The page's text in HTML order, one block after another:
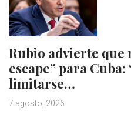
Rubio advierte que
escape” para Cuba:
limitarse…
7 agosto, 2026